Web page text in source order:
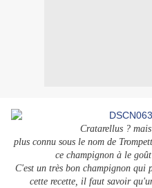
Cratarellus ?
plus connu sous le nom de
ce champignon à le
C'est un très bon champignon qui
cette recette, il faut savoir